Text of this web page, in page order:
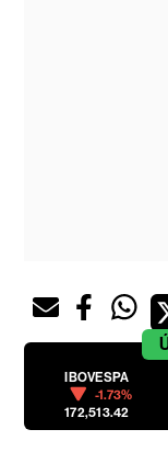
IBOVESPA
-1.73%
172,513.42